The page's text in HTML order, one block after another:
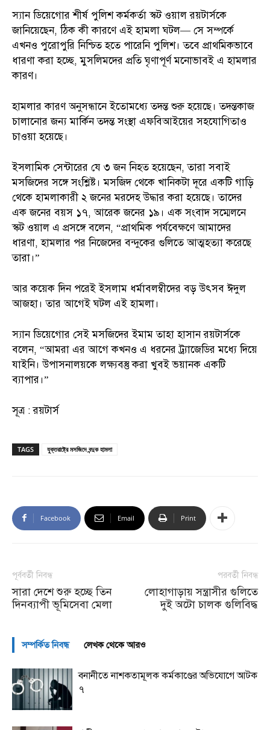
স্যান ডিয়েগোর শীর্ষ পুলিশ কর্মকর্তা স্কট ওয়াল রয়টার্সকে
জানিয়েছেন, ঠিক কী কারণে এই হামলা ঘটল— সে সম্পর্কে
এখনও পুরোপুরি নিশ্চিত হতে পারেনি পুলিশ। তবে প্রাথমিকভাবে
ধারণা করা হচ্ছে, মুসলিমদের প্রতি ঘৃণাপূর্ণ মনোভাবই এ হামলার
কারণ।
হামলার কারণ অনুসন্ধানে ইতোমধ্যে তদন্ত শুরু হয়েছে। তদন্তকাজ
চালানোর জন্য মার্কিন তদন্ত সংস্থা এফবিআইয়ের সহযোগিতাও
চাওয়া হয়েছে।
ইসলামিক সেন্টারের যে ৩ জন নিহত হয়েছেন, তারা সবাই
মসজিদের সঙ্গে সংশ্লিষ্ট। মসজিদ থেকে খানিকটা দূরে একটি গাড়ি
থেকে হামলাকারী ২ জনের মরদেহ উদ্ধার করা হয়েছে। তাদের
এক জনের বয়স ১৭, আরেক জনের ১৯। এক সংবাদ সম্মেলনে
স্কট ওয়াল এ প্রসঙ্গে বলেন, “প্রাথমিক পর্যবেক্ষণে আমাদের
ধারণা, হামলার পর নিজেদের বন্দুকের গুলিতে আত্মহত্যা করেছে
তারা।”
আর কয়েক দিন পরেই ইসলাম ধর্মাবলম্বীদের বড় উৎসব ঈদুল
আজহা। তার আগেই ঘটল এই হামলা।
স্যান ডিয়েগোর সেই মসজিদের ইমাম তাহা হাসান রয়টার্সকে
বলেন, “আমরা এর আগে কখনও এ ধরনের ট্র্যাজেডির মধ্যে দিয়ে
যাইনি। উপাসনালয়কে লক্ষ্যবস্তু করা খুবই ভয়ানক একটি
ব্যাপার।”
সূত্র : রয়টার্স
TAGS যুক্তরাষ্ট্রে মসজিদে বন্দুক হামলা
Facebook Email Print
পূর্ববর্তী নিবন্ধ
সারা দেশে শুরু হচ্ছে তিন
দিনব্যাপী ভূমিসেবা মেলা
পরবর্তী নিবন্ধ
লোহাগাড়ায় সন্ত্রাসীর গুলিতে
দুই অটো চালক গুলিবিদ্ধ
সম্পর্কিত নিবন্ধ লেখক থেকে আরও
বনানীতে নাশকতামূলক কর্মকাণ্ডের অভিযোগে আটক
৭